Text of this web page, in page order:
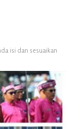
isi dan sesuaikan